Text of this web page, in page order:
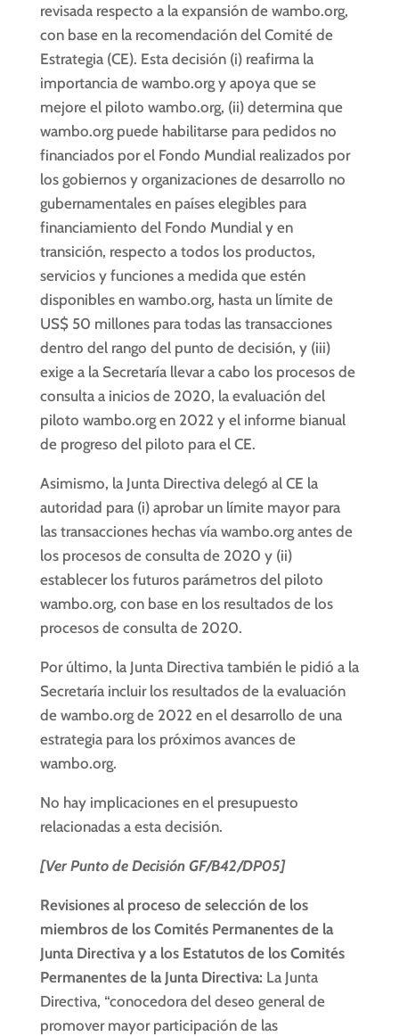
revisada respecto a la expansión de wambo.org,
con base en la recomendación del Comité de
Estrategia (CE). Esta decisión (i) reafirma la
importancia de wambo.org y apoya que se
mejore el piloto wambo.org, (ii) determina que
wambo.org puede habilitarse para pedidos no
financiados por el Fondo Mundial realizados por
los gobiernos y organizaciones de desarrollo no
gubernamentales en países elegibles para
financiamiento del Fondo Mundial y en
transición, respecto a todos los productos,
servicios y funciones a medida que estén
disponibles en wambo.org, hasta un límite de
US$ 50 millones para todas las transacciones
dentro del rango del punto de decisión, y (iii)
exige a la Secretaría llevar a cabo los procesos de
consulta a inicios de 2020, la evaluación del
piloto wambo.org en 2022 y el informe bianual
de progreso del piloto para el CE.
Asimismo, la Junta Directiva delegó al CE la
autoridad para (i) aprobar un límite mayor para
las transacciones hechas vía wambo.org antes de
los procesos de consulta de 2020 y (ii)
establecer los futuros parámetros del piloto
wambo.org, con base en los resultados de los
procesos de consulta de 2020.
Por último, la Junta Directiva también le pidió a la
Secretaría incluir los resultados de la evaluación
de wambo.org de 2022 en el desarrollo de una
estrategia para los próximos avances de
wambo.org.
No hay implicaciones en el presupuesto
relacionadas a esta decisión.
[Ver Punto de Decisión GF/B42/DP05]
Revisiones al proceso de selección de los
miembros de los Comités Permanentes de la
Junta Directiva y a los Estatutos de los Comités
Permanentes de la Junta Directiva: La Junta
Directiva, “conocedora del deseo general de
promover mayor participación de las